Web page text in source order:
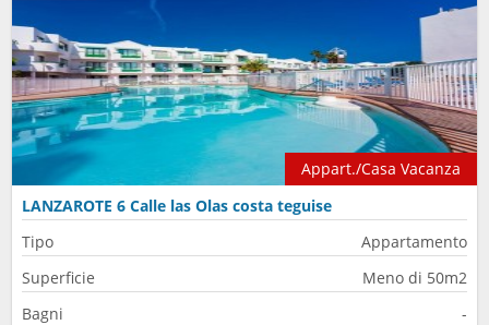
Appart./Casa Vacanza
LANZAROTE 6 Calle las Olas costa teguise
Tipo
Appartamento
Superficie
Meno di 50m2
Bagni
-